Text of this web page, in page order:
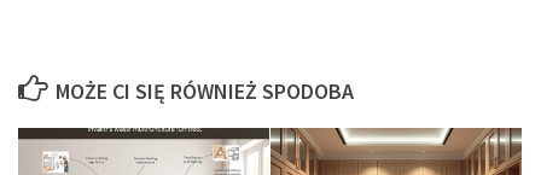
MOŻE CI SIĘ RÓWNIEŻ SPODOBA